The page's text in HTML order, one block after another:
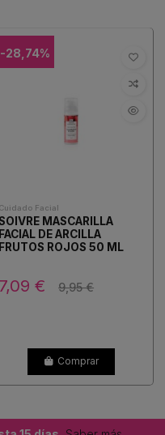
-28,74%
Cuidado Facial
MASCARILLA
FACIAL DE ARCILLA
FRUTOS ROJOS 50 ML
7,09 € 9,95 €
Comprar